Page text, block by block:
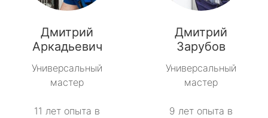
Дмитрий
Аркадьевич
Универсальный
мастер
11 лет опыта в
Дмитрий
Зарубов
Универсальный
мастер
9 лет опыта в